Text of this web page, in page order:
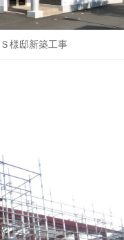
Ｓ様邸新築工事